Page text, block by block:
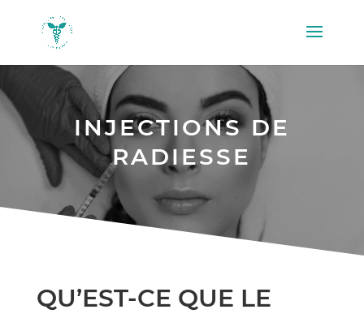
INJECTIONS DE
RADIESSE
QU’EST-CE QUE LE